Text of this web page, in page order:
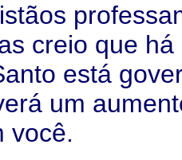
creio que
está
um
você.